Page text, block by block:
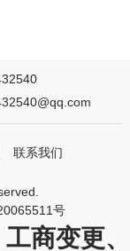
联系我们
号
商变更、